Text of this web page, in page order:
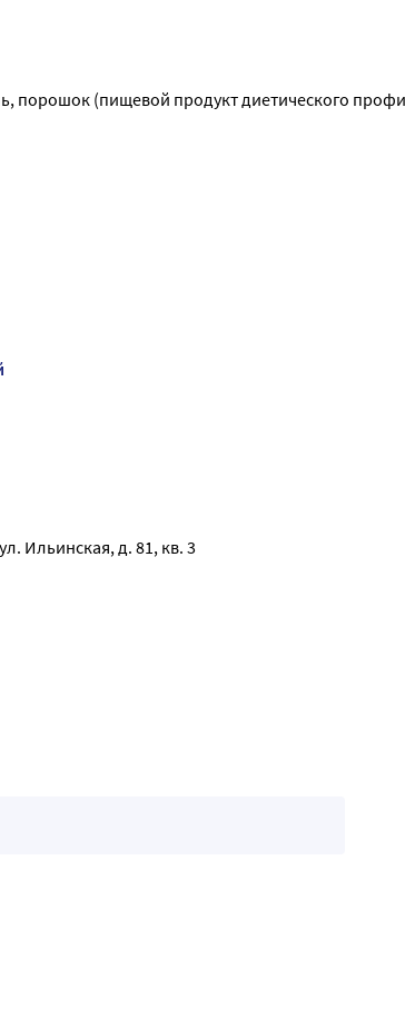
порошок (пищевой продукт диетического